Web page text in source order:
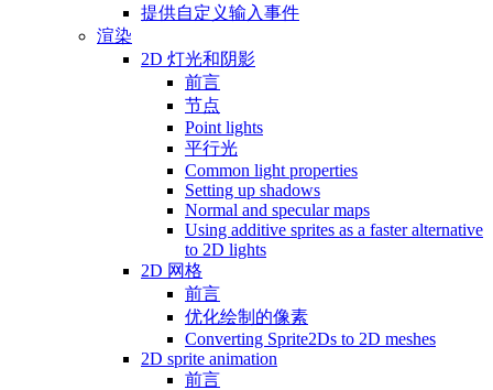
提供自定义输入事件
渲染
2D 灯光和阴影
前言
节点
Point lights
平行光
Common light properties
Setting up shadows
Normal and specular maps
Using additive sprites as a faster alternative
to 2D lights
2D 网格
前言
优化绘制的像素
Converting Sprite2Ds to 2D meshes
2D sprite animation
前言